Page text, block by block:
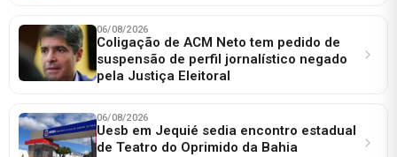
06/08/2026
Coligação de ACM Neto tem pedido de
suspensão de perfil jornalístico negado
pela Justiça Eleitoral
06/08/2026
Uesb em Jequié sedia encontro estadual
de Teatro do Oprimido da Bahia